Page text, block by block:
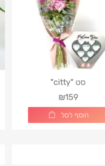
סט "сitty"
₪159
הוסף לסל